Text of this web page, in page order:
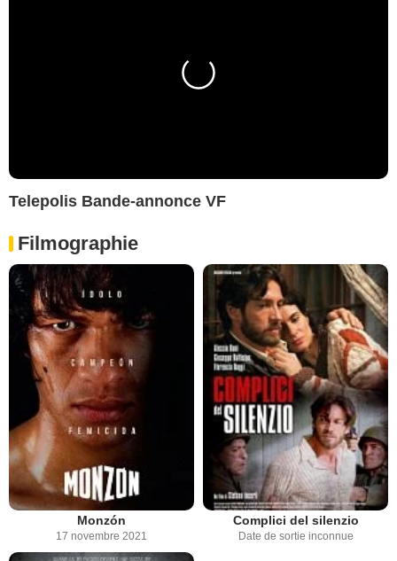
Telepolis Bande-annonce VF
Filmographie
Monzón
17 novembre 2021
Complici del silenzio
Date de sortie inconnue